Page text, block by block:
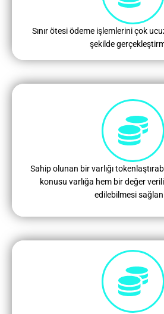
Sınır ötesi ödeme işlemlerini çok
şekilde
Sahip olunan bir varlığı
konusu varlığa hem bir değer
edilebilmesi